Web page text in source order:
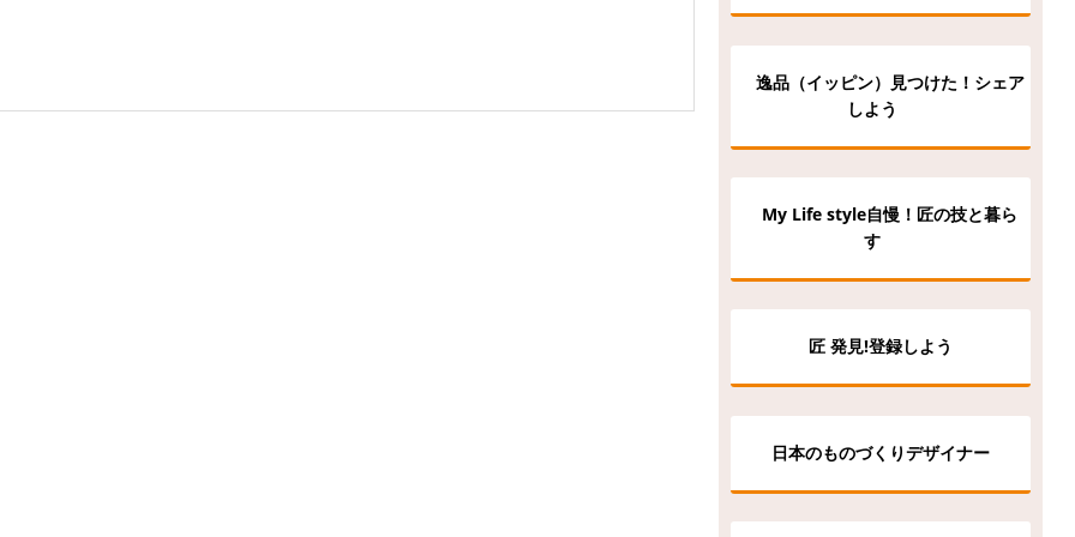
逸品（イッピン）見つけた！シェア
しよう
My Life style自慢！匠の技と暮ら
す
匠 発見!登録しよう
日本のものづくりデザイナー